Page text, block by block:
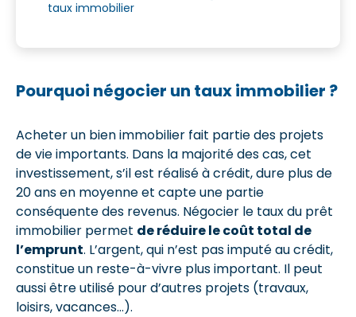
taux immobilier
Pourquoi négocier un taux immobilier ?
Acheter un bien immobilier fait partie des projets
de vie importants. Dans la majorité des cas, cet
investissement, s’il est réalisé à crédit, dure plus de
20 ans en moyenne et capte une partie
conséquente des revenus. Négocier le taux du prêt
immobilier permet de réduire le coût total de
l’emprunt. L’argent, qui n’est pas imputé au crédit,
constitue un reste-à-vivre plus important. Il peut
aussi être utilisé pour d’autres projets (travaux,
loisirs, vacances…).